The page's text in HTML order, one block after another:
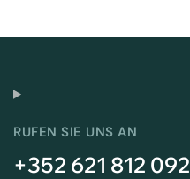
RUFEN SIE UNS AN
+352 621 812 092